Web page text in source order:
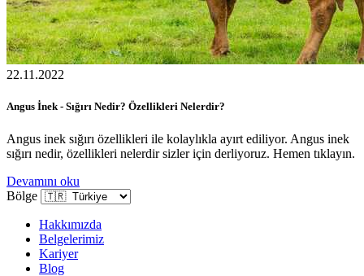
22.11.2022
Angus İnek - Sığırı Nedir? Özellikleri Nelerdir?
Angus inek sığırı özellikleri ile kolaylıkla ayırt ediliyor. Angus inek
sığırı nedir, özellikleri nelerdir sizler için derliyoruz. Hemen tıklayın.
Devamını oku
Bölge
Hakkımızda
Belgelerimiz
Kariyer
Blog